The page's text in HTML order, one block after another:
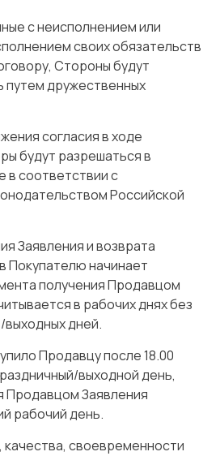
с неисполнением или
своих обязательств
Стороны будут
путем дружественных
согласия в ходе
будут разрешаться в
в соответствии с
Российской
Заявления и возврата
Покупателю начинает
получения Продавцом
в рабочих днях без
выходных дней.
Продавцу после 18.00
выходной день,
Продавцом Заявления
рабочий день.
своевременности